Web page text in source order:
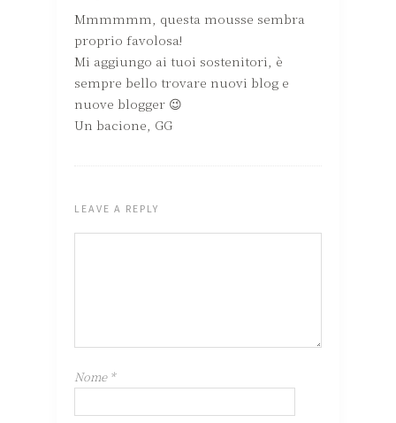
Mmmmmm, questa mousse sembra
proprio favolosa!
Mi aggiungo ai tuoi sostenitori, è
sempre bello trovare nuovi blog e
nuove blogger 😉
Un bacione, GG
LEAVE A REPLY
Nome *